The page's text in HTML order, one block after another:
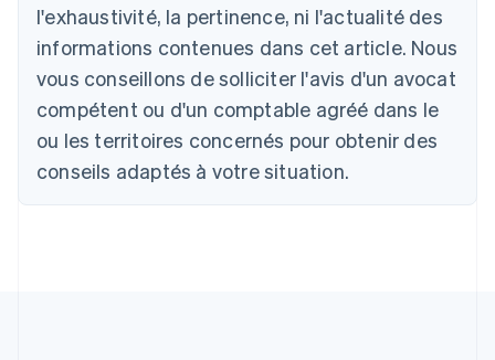
l'exhaustivité, la pertinence, ni l'actualité des
informations contenues dans cet article. Nous
vous conseillons de solliciter l'avis d'un avocat
compétent ou d'un comptable agréé dans le
ou les territoires concernés pour obtenir des
conseils adaptés à votre situation.
Belgique
NederlandsFrançaisDeutschEnglish
Brésil
PortuguêsEnglish
Bulgarie
English
English Français
Chine continentale